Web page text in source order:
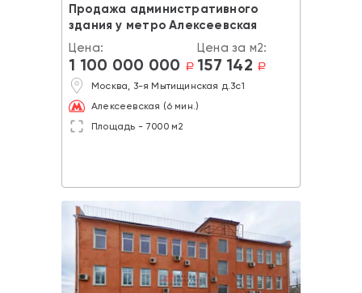
Продажа административного
здания у метро Алексеевская
Цена:
1 100 000 000 a
Цена за м2:
157 142 a
Москва, 3-я Мытищинская д.3с1
Алексеевская (6 мин.)
Площадь - 7000 м2